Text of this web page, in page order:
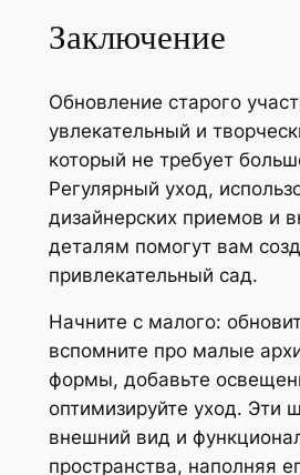
Заключение
Обновление старого
увлекательный и
который не требует
Регулярный уход,
дизайнерских приемов и
деталям помогут вам
привлекательный сад.
Начните с малого:
вспомните про малые
формы, добавьте
оптимизируйте уход. Эти
внешний вид и
пространства, наполняя